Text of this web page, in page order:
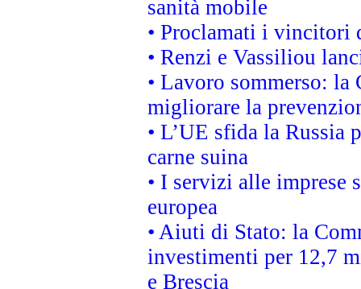
sanità mobile
• Proclamati i vincitori
• Renzi e Vassiliou
• Lavoro sommerso: la
migliorare la
• L’UE sfida la
carne suina
• I servizi alle imprese
europea
• Aiuti di Stato: la
investimenti per 12,7
e Brescia